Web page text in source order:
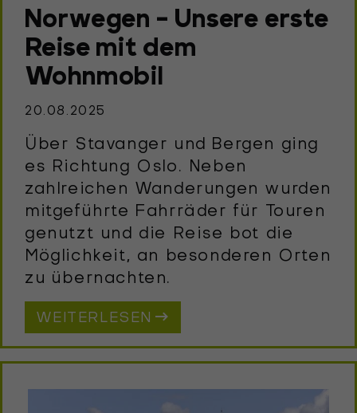
Norwegen - Unsere erste
Reise mit dem
Wohnmobil
20.08.2025
Über Stavanger und Bergen ging
es Richtung Oslo. Neben
zahlreichen Wanderungen wurden
mitgeführte Fahrräder für Touren
genutzt und die Reise bot die
Möglichkeit, an besonderen Orten
zu übernachten.
WEITERLESEN